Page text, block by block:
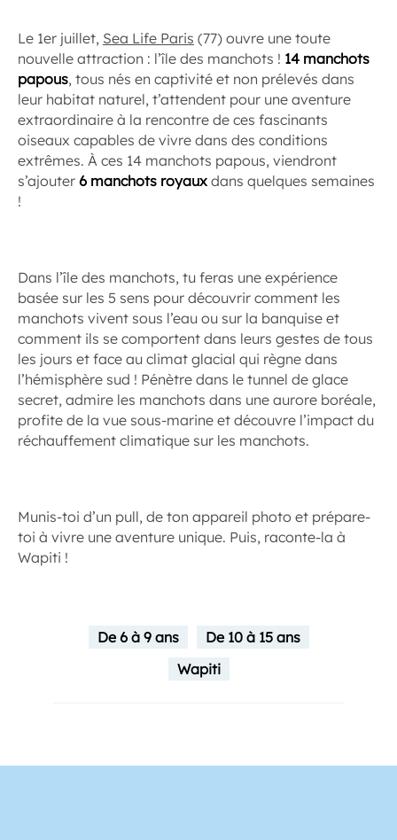
Le 1er juillet, Sea Life Paris (77) ouvre une toute
nouvelle attraction : l’île des manchots ! 14 manchots
papous, tous nés en captivité et non prélevés dans
leur habitat naturel, t’attendent pour une aventure
extraordinaire à la rencontre de ces fascinants
oiseaux capables de vivre dans des conditions
extrêmes. À ces 14 manchots papous, viendront
s’ajouter 6 manchots royaux dans quelques semaines
!
Dans l’île des manchots, tu feras une expérience
basée sur les 5 sens pour découvrir comment les
manchots vivent sous l’eau ou sur la banquise et
comment ils se comportent dans leurs gestes de tous
les jours et face au climat glacial qui règne dans
l’hémisphère sud ! Pénètre dans le tunnel de glace
secret, admire les manchots dans une aurore boréale,
profite de la vue sous-marine et découvre l’impact du
réchauffement climatique sur les manchots.
Munis-toi d’un pull, de ton appareil photo et prépare-
toi à vivre une aventure unique. Puis, raconte-la à
Wapiti !
De 6 à 9 ans
De 10 à 15 ans
Wapiti